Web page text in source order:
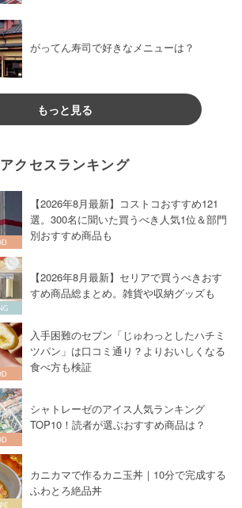
がってん寿司で好きなメニューは？
もっと見る
アクセスランキング
【2026年8月最新】コストコおすすめ121
選。300名に聞いた買うべき人気1位＆部門
別おすすめ商品も
【2026年8月最新】セリアで買うべきおす
すめ商品総まとめ。雑貨や収納グッズも
入手困難のセブン「じゅわっとしたハチミ
ツパン」は口コミ通り？よりおいしくなる
食べ方も検証
シャトレーゼのアイス人気ランキング
TOP10！読者が選ぶおすすめ商品は？
カニカマで作るカニ玉丼｜10分で完成する
ふわとろ絶品丼